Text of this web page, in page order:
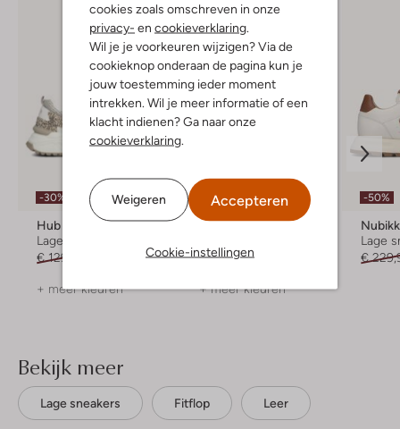
cookies zoals omschreven in onze
privacy- en cookieverklaring
Wil je je voorkeuren wijzigen? Via de
cookieknop onderaan de pagina kun je
jouw toestemming ieder moment
intrekken. Wil je meer informatie of een
klacht indienen? Ga naar onze
cookieverklaring
Weigeren Accepteren
Cookie-instellingen
-30%
Hub
Lage sneakers
€ 129,99
+ meer kleuren
-70%
Nubikk
€ 229,99 € 68,99
+ meer kleuren
-50%
Nubikk
Lage
€
Bekijk meer
Lage sneakers Fitflop Leer